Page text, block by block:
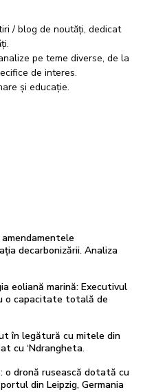
/ blog de noutăți, dedicat
pe teme diverse, de la
de interes.
și educație.
decarbonizării. Analiza
eoliană marină: Executivul
o capacitate totală de
în legătură cu mitele din
cu ‘Ndrangheta.
o dronă rusească dotată cu
din Leipzig, Germania